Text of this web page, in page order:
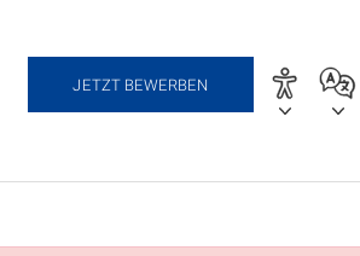
JETZT BEWERBEN